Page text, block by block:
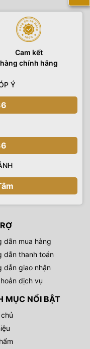
Cam kết
hàng chính hãng
Ý
dẫn mua hàng
dẫn thanh toán
dẫn giao nhận
dịch vụ
MỤC NỔI BẬT